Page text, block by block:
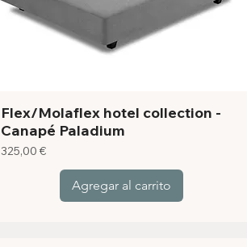
Flex/Molaflex hotel collection -
Canapé Paladium
Precio
325,00 €
Agregar al carrito